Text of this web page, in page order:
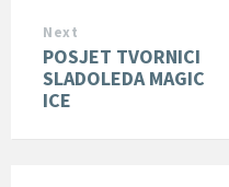
Next
POSJET TVORNICI
SLADOLEDA MAGIC
ICE